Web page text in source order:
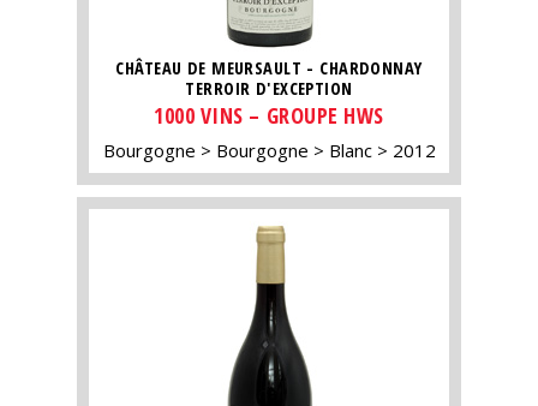
CHÂTEAU DE MEURSAULT - CHARDONNAY
TERROIR D'EXCEPTION
1000 VINS – GROUPE HWS
Bourgogne Bourgogne Blanc 2012